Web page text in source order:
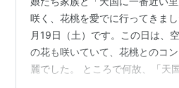
咲く、花桃を愛でに行ってきま
月19日（土）です。この日は、
の花も咲いていて、花桃とのコ
麗でした。 ところで何故、「天